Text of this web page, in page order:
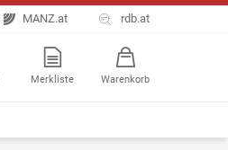
MANZ.at rdb.at
Merkliste Warenkorb